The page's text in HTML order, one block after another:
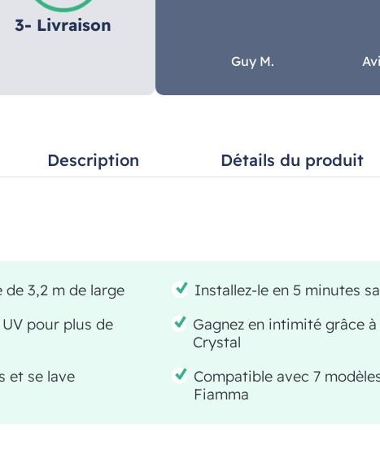
3- Livraison
Guy M.
Description Détails du produit
de 3,2 m de large
Installez-le en 5 minutes
pour plus de
Gagnez en intimité grâce
Crystal
et se lave
Compatible avec 7
Fiamma